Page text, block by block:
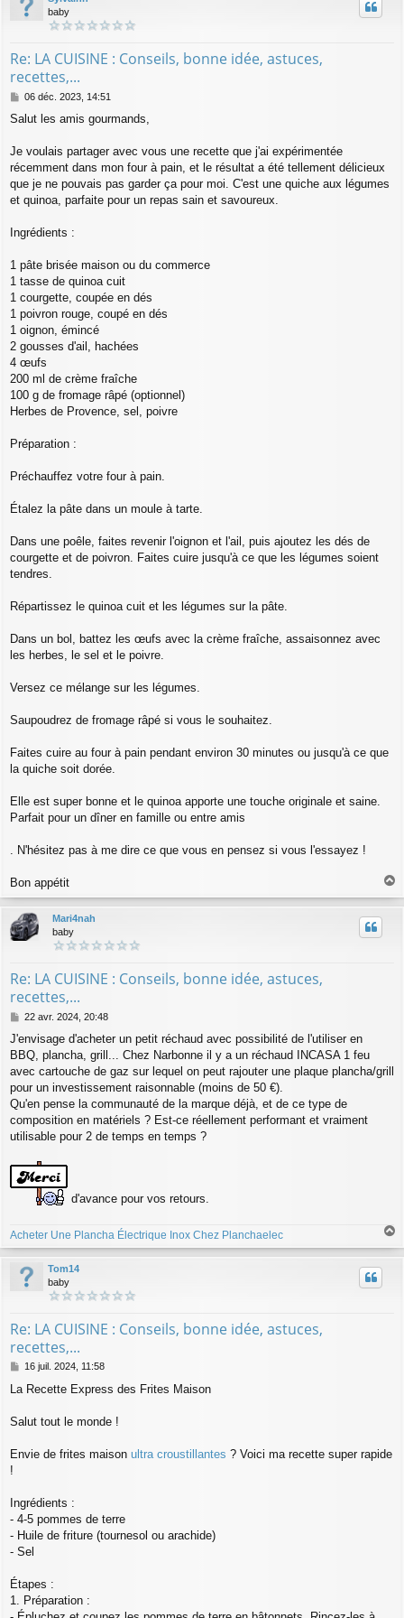
baby
Re: LA CUISINE : Conseils, bonne idée, astuces,
recettes,...
M
s
a
g
06 déc. 2023, 14:51
Salut les amis gourmands,
Je voulais partager avec vous une recette que j'ai expérimentée
récemment dans mon four à pain, et le résultat a été tellement délicieux
que je ne pouvais pas garder ça pour moi. C'est une quiche aux légumes
et quinoa, parfaite pour un repas sain et savoureux.
Ingrédients :
1 pâte brisée maison ou du commerce
1 tasse de quinoa cuit
1 courgette, coupée en dés
1 poivron rouge, coupé en dés
1 oignon, émincé
2 gousses d'ail, hachées
4 œufs
200 ml de crème fraîche
100 g de fromage râpé (optionnel)
Herbes de Provence, sel, poivre
Préparation :
Préchauffez votre four à pain.
Étalez la pâte dans un moule à tarte.
Dans une poêle, faites revenir l'oignon et l'ail, puis ajoutez les dés de
courgette et de poivron. Faites cuire jusqu'à ce que les légumes soient
tendres.
Répartissez le quinoa cuit et les légumes sur la pâte.
Dans un bol, battez les œufs avec la crème fraîche, assaisonnez avec
les herbes, le sel et le poivre.
Versez ce mélange sur les légumes.
Saupoudrez de fromage râpé si vous le souhaitez.
Faites cuire au four à pain pendant environ 30 minutes ou jusqu'à ce que
la quiche soit dorée.
Elle est super bonne et le quinoa apporte une touche originale et saine.
Parfait pour un dîner en famille ou entre amis
. N'hésitez pas à me dire ce que vous en pensez si vous l'essayez !
Bon appétit
a
u
Mari4nah
baby
Re: LA CUISINE : Conseils, bonne idée, astuces,
recettes,...
M
s
s
a
g
e
22 avr. 2024, 20:48
J'envisage d'acheter un petit réchaud avec possibilité de l'utiliser en
BBQ, plancha, grill... Chez Narbonne il y a un réchaud INCASA 1 feu
avec cartouche de gaz sur lequel on peut rajouter une plaque plancha/grill
pour un investissement raisonnable (moins de 50 €).
Qu'en pense la communauté de la marque déjà, et de ce type de
composition en matériels ? Est-ce réellement performant et vraiment
utilisable pour 2 de temps en temps ?
d'avance pour vos retours.
Acheter Une Plancha Électrique Inox Chez Planchaelec
u
Tom14
baby
Re: LA CUISINE : Conseils, bonne idée, astuces,
recettes,...
M
s
a
16 juil. 2024, 11:58
La Recette Express des Frites Maison
Salut tout le monde !
Envie de frites maison ultra croustillantes ? Voici ma recette super rapide
!
Ingrédients :
- 4-5 pommes de terre
- Huile de friture (tournesol ou arachide)
- Sel
Étapes :
1. Préparation :